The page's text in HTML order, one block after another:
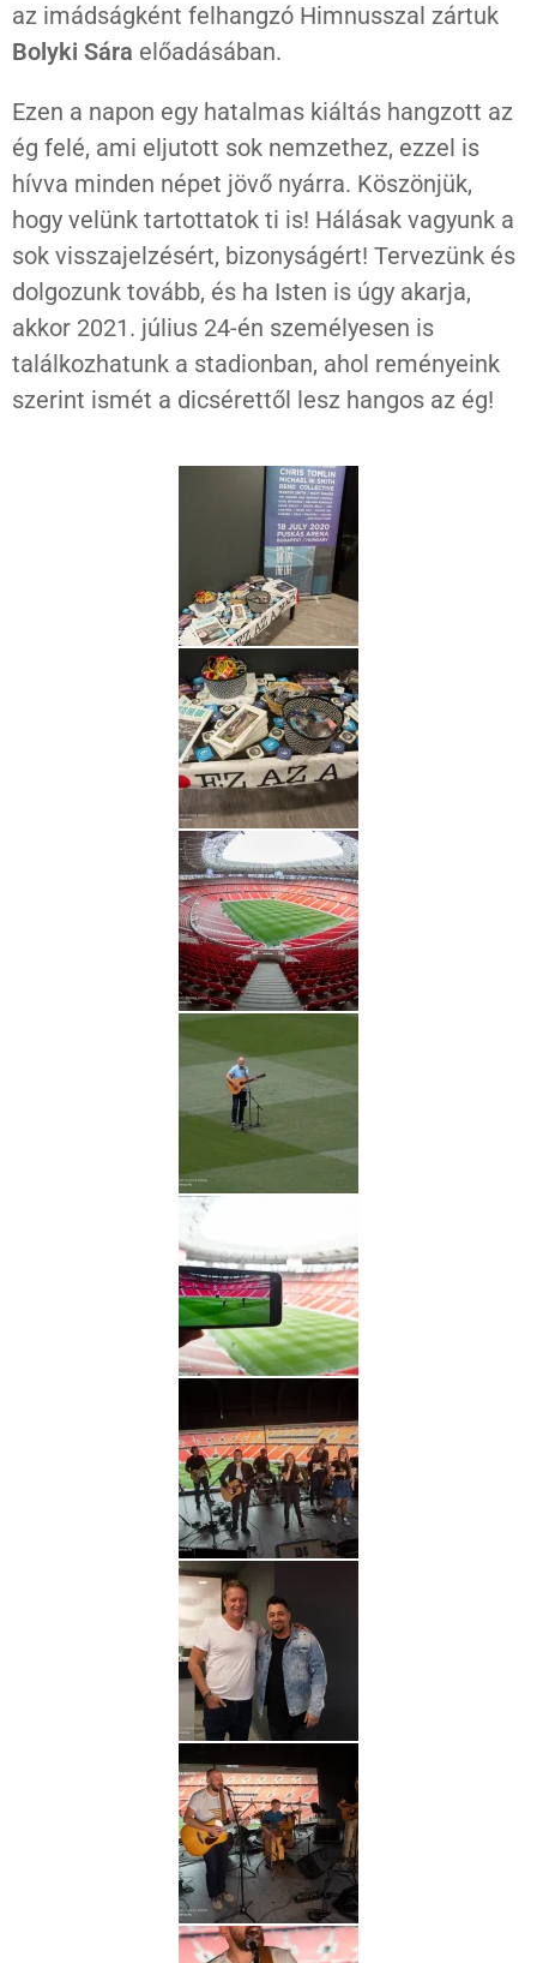
az imádságként felhangzó Himnusszal zártuk
Bolyki Sára előadásában.
Ezen a napon egy hatalmas kiáltás hangzott az
ég felé, ami eljutott sok nemzethez, ezzel is
hívva minden népet jövő nyárra. Köszönjük,
hogy velünk tartottatok ti is! Hálásak vagyunk a
sok visszajelzésért, bizonyságért! Tervezünk és
dolgozunk tovább, és ha Isten is úgy akarja,
akkor 2021. július 24-én személyesen is
találkozhatunk a stadionban, ahol reményeink
szerint ismét a dicsérettől lesz hangos az ég!